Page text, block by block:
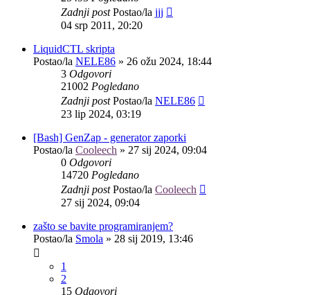
Zadnji postPostao/la jjj
04 srp 2011, 20:20
LiquidCTL skripta
Postao/la NELE86 » 26 ožu 2024, 18:44
3 Odgovori
21002 Pogledano
Zadnji postPostao/la NELE86
23 lip 2024, 03:19
[Bash] GenZap - generator zaporki
Postao/la Cooleech » 27 sij 2024, 09:04
0 Odgovori
14720 Pogledano
Zadnji postPostao/la Cooleech
27 sij 2024, 09:04
zašto se bavite programiranjem?
Postao/la Smola » 28 sij 2019, 13:46
1
2
15 Odgovori